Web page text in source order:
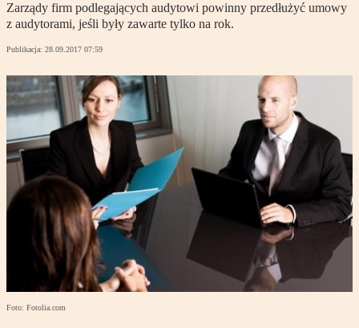
Zarządy firm podlegających audytowi powinny przedłużyć umowy
z audytorami, jeśli były zawarte tylko na rok.
Publikacja: 28.09.2017 07:59
Foto: Fotolia.com